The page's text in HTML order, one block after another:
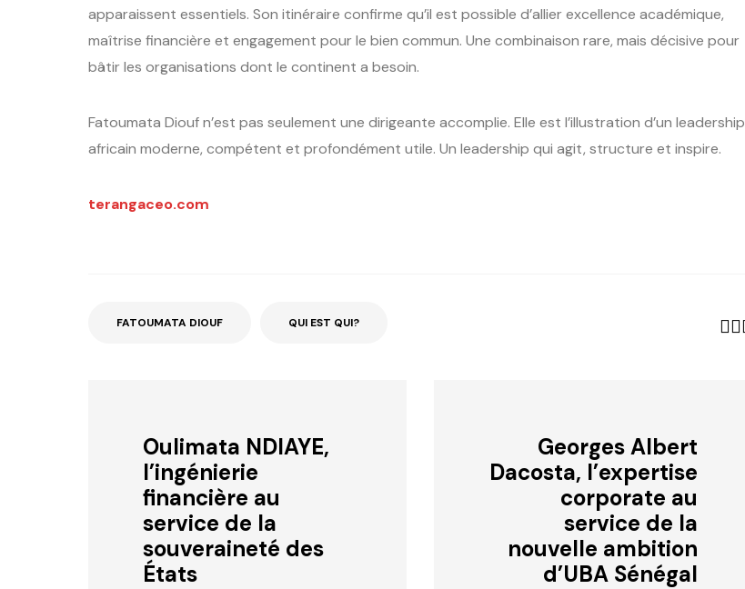
apparaissent essentiels. Son itinéraire confirme qu’il est possible d’allier excellence académique,
maîtrise financière et engagement pour le bien commun. Une combinaison rare, mais décisive pour
bâtir les organisations dont le continent a besoin.
Fatoumata Diouf n’est pas seulement une dirigeante accomplie. Elle est l’illustration d’un leadership
africain moderne, compétent et profondément utile. Un leadership qui agit, structure et inspire.
terangaceo.com
FATOUMATA DIOUF QUI EST QUI?
Oulimata NDIAYE,
l’ingénierie
financière au
service de la
souveraineté des
États
Georges Albert
Dacosta, l’expertise
corporate au
service de la
nouvelle ambition
d’UBA Sénégal